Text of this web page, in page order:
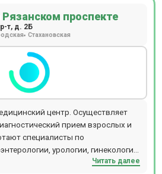
магнитная, лазерная
и периферическая магнитная
проспекте
т, д. 2Б
Стахановская
центр. Осуществляет
прием взрослых и
специалисты по
урологии, гинекологии,
терапии и т.д. ПриемЧитать далее